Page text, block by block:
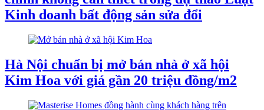
Kinh doanh bất động sản sửa đổi
Hà Nội chuẩn bị mở bán nhà ở xã hội
Kim Hoa với giá gần 20 triệu đồng/m2